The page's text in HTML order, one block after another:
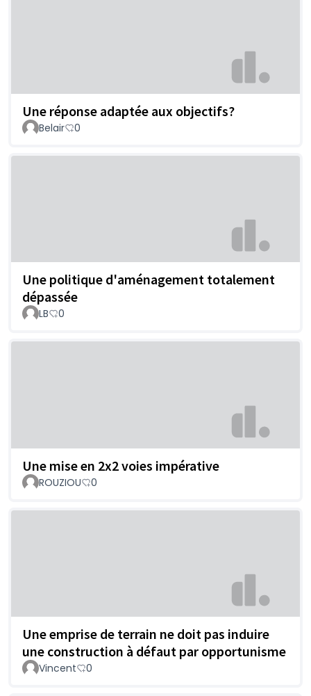
Une réponse adaptée aux objectifs?
Belair 0
Une politique d'aménagement totalement
dépassée
LB 0
Une mise en 2x2 voies impérative
ROUZIOU 0
Une emprise de terrain ne doit pas induire
une construction à défaut par opportunisme
Vincent 0